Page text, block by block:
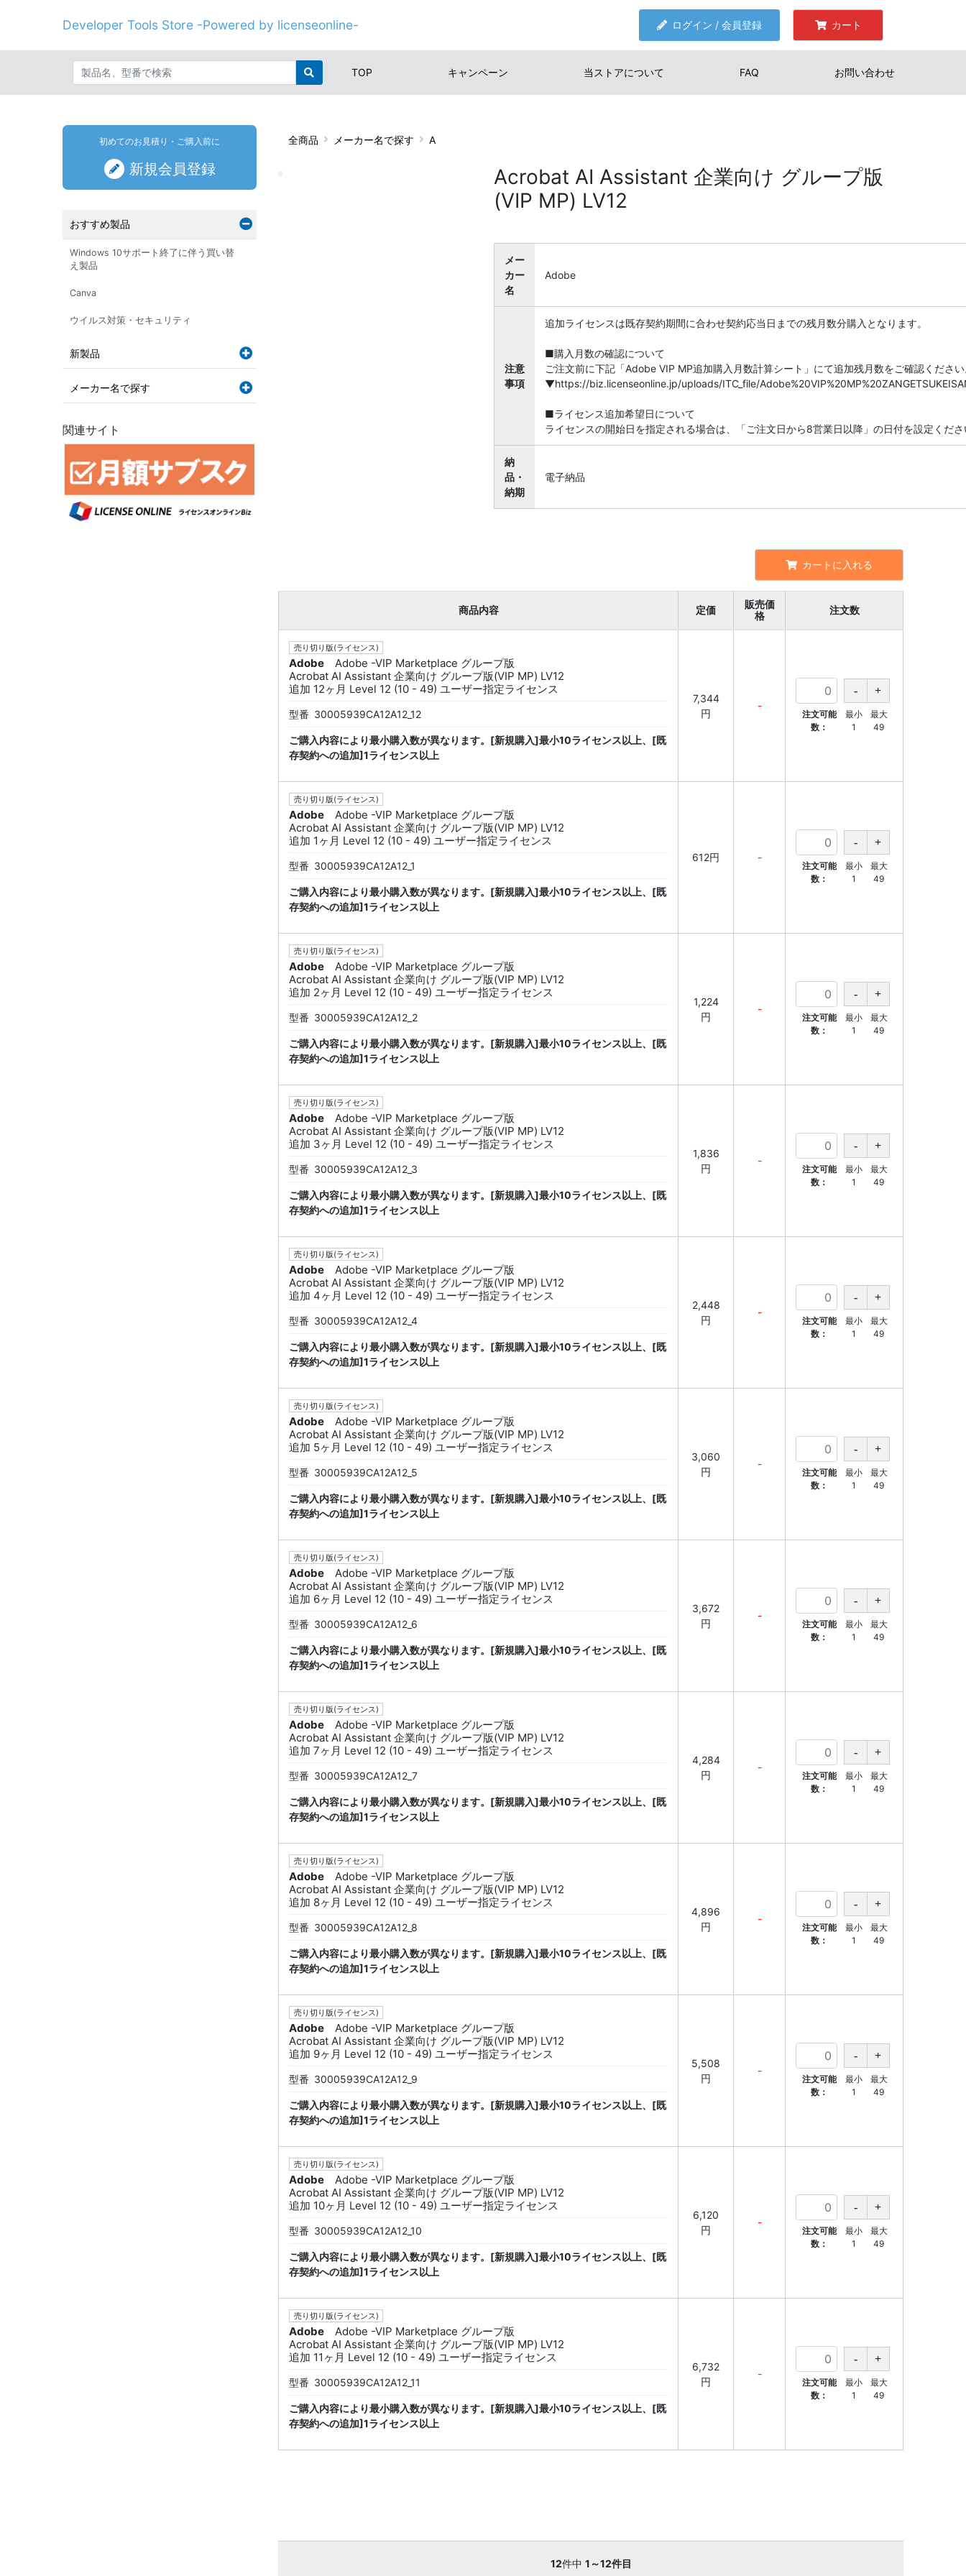
Developer Tools Store -Powered by licenseonline- ログイン / 会員登録 カート
TOP キャンペーン 当ストアについて FAQ お問い合わせ
全商品 メーカー名で探す A
Acrobat AI Assistant 企業向け グループ版
(VIP MP) LV12
メー
カー
名
Adobe
注意
事項
追加ライセンスは既存契約期間に合わせ契約応当日までの残月数分購入となります。
■購入月数の確認について
ご注文前に下記「Adobe VIP MP追加購入月数計算シート」にて追加残月数をご確認くださ
▼https://biz.licenseonline.jp/uploads/ITC_file/
■ライセンス追加希望日について
ライセンスの開始日を指定される場合は、「ご注文日から8営業日以降」の日付を設定くだ
納
品・
納期
電子納品
カートに入れる
商品内容 定価
販売価
格
注文数
売り切り版(ライセンス)
Adobe
Adobe -VIP Marketplace グループ版
Acrobat AI Assistant 企業向け グループ版(VIP MP) LV12
追加 12ヶ月 Level 12 (10 - 49) ユーザー指定ライセンス
型番 30005939CA12A12_12
ご購入内容により最小購入数が異なります。[新規購入]最小10ライセンス以上、[既
存契約への追加]1ライセンス以上
7,344
円
-
注文可能
数：
最小
1
最大
49
売り切り版(ライセンス)
Adobe
Adobe -VIP Marketplace グループ版
Acrobat AI Assistant 企業向け グループ版(VIP MP) LV12
追加 1ヶ月 Level 12 (10 - 49) ユーザー指定ライセンス
型番 30005939CA12A12_1
ご購入内容により最小購入数が異なります。[新規購入]最小10ライセンス以上、[既
存契約への追加]1ライセンス以上
612円 -
注文可能
数：
最小
1
最大
49
売り切り版(ライセンス)
Adobe
Adobe -VIP Marketplace グループ版
Acrobat AI Assistant 企業向け グループ版(VIP MP) LV12
追加 2ヶ月 Level 12 (10 - 49) ユーザー指定ライセンス
型番 30005939CA12A12_2
ご購入内容により最小購入数が異なります。[新規購入]最小10ライセンス以上、[既
存契約への追加]1ライセンス以上
1,224
円
-
注文可能
数：
最小
1
最大
49
売り切り版(ライセンス)
Adobe
Adobe -VIP Marketplace グループ版
Acrobat AI Assistant 企業向け グループ版(VIP MP) LV12
追加 3ヶ月 Level 12 (10 - 49) ユーザー指定ライセンス
型番 30005939CA12A12_3
ご購入内容により最小購入数が異なります。[新規購入]最小10ライセンス以上、[既
存契約への追加]1ライセンス以上
1,836
円
-
注文可能
数：
最小
1
最大
49
売り切り版(ライセンス)
Adobe
Adobe -VIP Marketplace グループ版
Acrobat AI Assistant 企業向け グループ版(VIP MP) LV12
追加 4ヶ月 Level 12 (10 - 49) ユーザー指定ライセンス
型番 30005939CA12A12_4
ご購入内容により最小購入数が異なります。[新規購入]最小10ライセンス以上、[既
存契約への追加]1ライセンス以上
2,448
円
-
注文可能
数：
最小
1
最大
49
売り切り版(ライセンス)
Adobe
Adobe -VIP Marketplace グループ版
Acrobat AI Assistant 企業向け グループ版(VIP MP) LV12
追加 5ヶ月 Level 12 (10 - 49) ユーザー指定ライセンス
型番 30005939CA12A12_5
ご購入内容により最小購入数が異なります。[新規購入]最小10ライセンス以上、[既
存契約への追加]1ライセンス以上
3,060
円
-
注文可能
数：
最小
1
最大
49
売り切り版(ライセンス)
Adobe
Adobe -VIP Marketplace グループ版
Acrobat AI Assistant 企業向け グループ版(VIP MP) LV12
追加 6ヶ月 Level 12 (10 - 49) ユーザー指定ライセンス
型番 30005939CA12A12_6
ご購入内容により最小購入数が異なります。[新規購入]最小10ライセンス以上、[既
存契約への追加]1ライセンス以上
3,672
円
-
注文可能
数：
最小
1
最大
49
売り切り版(ライセンス)
Adobe
Adobe -VIP Marketplace グループ版
Acrobat AI Assistant 企業向け グループ版(VIP MP) LV12
追加 7ヶ月 Level 12 (10 - 49) ユーザー指定ライセンス
型番 30005939CA12A12_7
ご購入内容により最小購入数が異なります。[新規購入]最小10ライセンス以上、[既
存契約への追加]1ライセンス以上
4,284
円
-
注文可能
数：
最小
1
最大
49
売り切り版(ライセンス)
Adobe
Adobe -VIP Marketplace グループ版
Acrobat AI Assistant 企業向け グループ版(VIP MP) LV12
追加 8ヶ月 Level 12 (10 - 49) ユーザー指定ライセンス
型番 30005939CA12A12_8
ご購入内容により最小購入数が異なります。[新規購入]最小10ライセンス以上、[既
存契約への追加]1ライセンス以上
4,896
円
-
注文可能
数：
最小
1
最大
49
売り切り版(ライセンス)
Adobe
Adobe -VIP Marketplace グループ版
Acrobat AI Assistant 企業向け グループ版(VIP MP) LV12
追加 9ヶ月 Level 12 (10 - 49) ユーザー指定ライセンス
型番 30005939CA12A12_9
ご購入内容により最小購入数が異なります。[新規購入]最小10ライセンス以上、[既
存契約への追加]1ライセンス以上
5,508
円
-
注文可能
数：
最小
1
最大
49
売り切り版(ライセンス)
Adobe
Adobe -VIP Marketplace グループ版
Acrobat AI Assistant 企業向け グループ版(VIP MP) LV12
追加 10ヶ月 Level 12 (10 - 49) ユーザー指定ライセンス
型番 30005939CA12A12_10
ご購入内容により最小購入数が異なります。[新規購入]最小10ライセンス以上、[既
存契約への追加]1ライセンス以上
6,120
円
-
注文可能
数：
最小
1
最大
49
売り切り版(ライセンス)
Adobe
Adobe -VIP Marketplace グループ版
Acrobat AI Assistant 企業向け グループ版(VIP MP) LV12
追加 11ヶ月 Level 12 (10 - 49) ユーザー指定ライセンス
型番 30005939CA12A12_11
ご購入内容により最小購入数が異なります。[新規購入]最小10ライセンス以上、[既
存契約への追加]1ライセンス以上
6,732
円
-
注文可能
数：
最小
1
最大
49
12件中 1～12件目
初めてのお見積り・ご購入前に
新規会員登録
おすすめ製品
Windows 10サポート終了に伴う買い替
え製品
Canva
ウイルス対策・セキュリティ
新製品
メーカー名で探す
関連サイト